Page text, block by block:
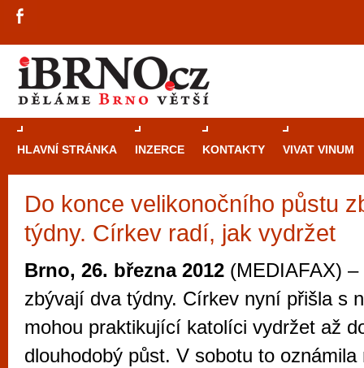
HLAVNÍ STRÁNKA INZERCE KONTAKTY VIVAT VINUM
Do konce velikonočního půstu
týdny. Církev radí, jak vydržet
Brno, 26. března 2012 (MEDIAFAX)
zbývají dva týdny. Církev nyní přišla s
mohou praktikující katolíci vydržet až
dlouhodobý půst. V sobotu to oznámila
Průvodce
Brně: Od
Brno je
zajímavé
restaurace,
Mimo jiné je ale také místem, kde si